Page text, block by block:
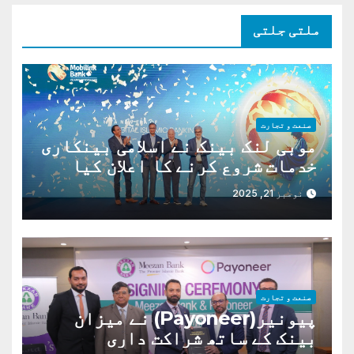
ملتی جلتی
صنعت و تجارت
موبی لنک بینک نے اسلامی بینکاری
خدمات شروع کرنے کا اعلان کیا
ہے،
نومبر 21, 2025
صنعت و تجارت
پیونیر(Payoneer) نے میزان
بینک کے ساتھ شراکت داری